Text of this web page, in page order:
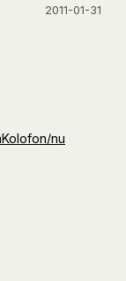
2011-01-31
Kolofon/nu